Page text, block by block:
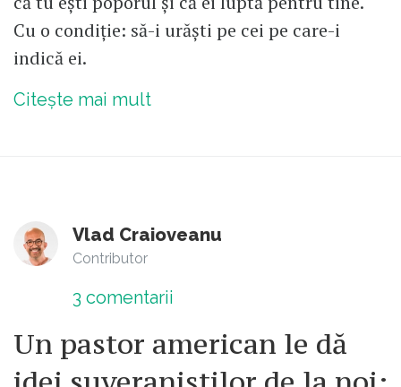
Cu o condiție: să-i urăști pe cei pe care-i
indică ei.
Citește mai mult
Vlad Craioveanu
Contributor
3 comentarii
Un pastor american le dă